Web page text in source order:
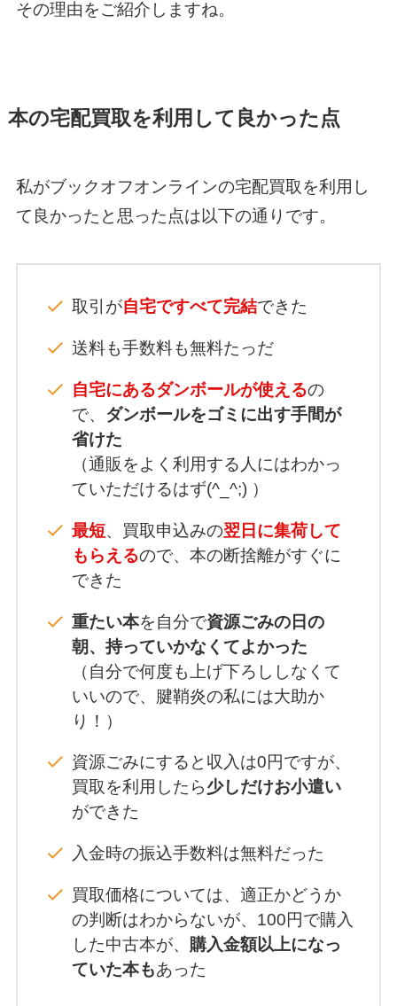
その理由をご紹介しますね。
本の宅配買取を利用して良かった点
私がブックオフオンラインの宅配買取を利用し
て良かったと思った点は以下の通りです。
取引が自宅ですべて完結できた
送料も手数料も無料たっだ
自宅にあるダンボールが使えるの
で、 ダンボールをゴミに出す手間が
省けた
（通販をよく利用する人にはわかっ
ていただけるはず(^_^;) ）
最短、買取申込みの翌日に集荷して
もらえるので、本の断捨離がすぐに
できた
重たい本を自分で資源ごみの日の
朝、持っていかなくてよかった
（自分で何度も上げ下ろししなくて
いいので、腱鞘炎の私には大助か
り！）
資源ごみにすると収入は0円ですが、
買取を利用したら少しだけお小遣い
ができた
入金時の振込手数料は無料だった
買取価格については、適正かどうか
の判断はわからないが、100円で購入
した中古本が、 購入金額以上になっ
ていた本もあった